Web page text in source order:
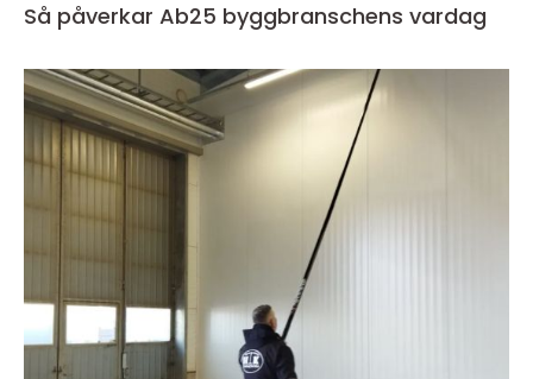
Så påverkar Ab25 byggbranschens vardag